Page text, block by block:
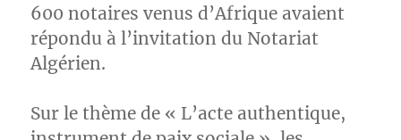
600 notaires venus d’Afrique avaient
répondu à l’invitation du Notariat
Algérien.
Sur le thème de « L’acte authentique,